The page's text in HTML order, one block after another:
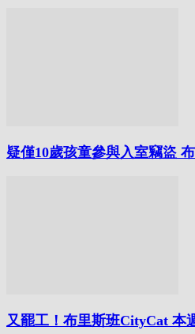
疑僅10歲孩童參與入室竊盜
又罷工！布里斯班CityCat 本